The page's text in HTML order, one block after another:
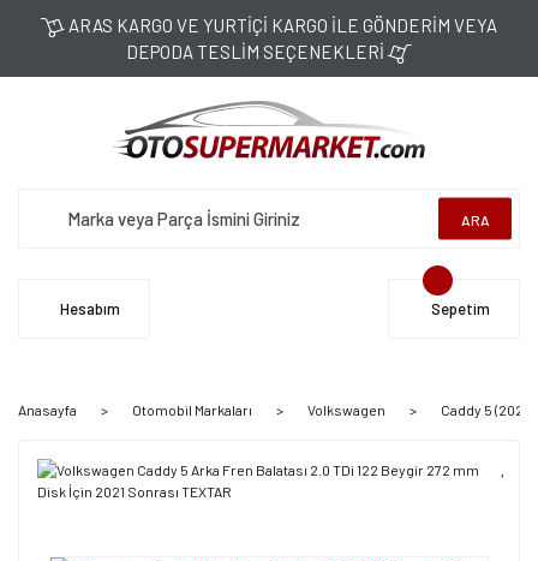
ARAS KARGO VE YURTİÇİ KARGO İLE GÖNDERİM VEYA
DEPODA TESLİM SEÇENEKLERİ
ARA
Hesabım Sepetim
Anasayfa Otomobil Markaları Volkswagen Caddy 5 (2021